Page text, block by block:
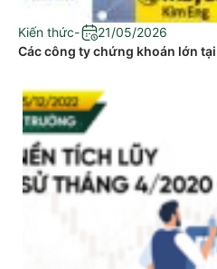
Kiến thức-
21/05/2026
Các công ty chứng khoán lớn